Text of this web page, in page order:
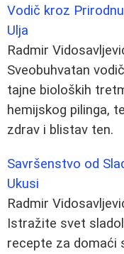
Vodič kroz
Ulja
Radmir
Sveobuhvatan
tajne bioloških
hemijskog pilinga,
zdrav i blistav ten.
Savršenstvo od
Ukusi
Radmir
Istražite svet
recepte za domaći